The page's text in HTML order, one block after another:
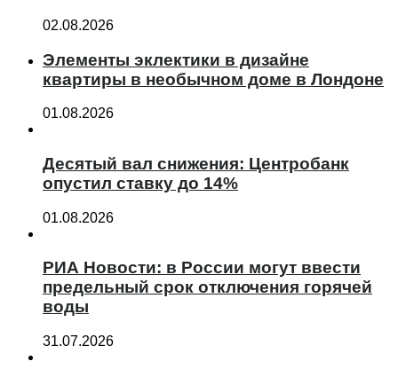
02.08.2026
Элементы эклектики в дизайне
квартиры в необычном доме в Лондоне
01.08.2026
Десятый вал снижения: Центробанк
опустил ставку до 14%
01.08.2026
РИА Новости: в России могут ввести
предельный срок отключения горячей
воды
31.07.2026